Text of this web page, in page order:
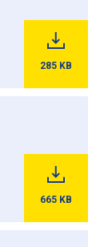
285 KB
665 KB